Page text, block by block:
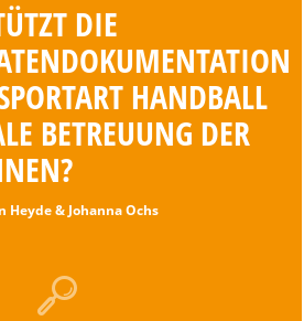
DIE
HANDBALL
BETREUUNG DER
Heyde & Johanna Ochs